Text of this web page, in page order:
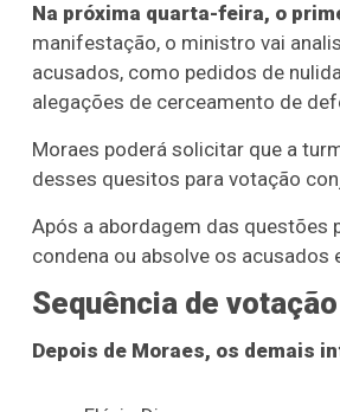
Na próxima quarta-feira, o
manifestação, o ministro vai
acusados, como pedidos de
alegações de cerceamento de
Moraes poderá solicitar que a
desses quesitos para votação
Após a abordagem das questões
condena ou absolve os acusados
Sequência de votação
Depois de Moraes, os demais